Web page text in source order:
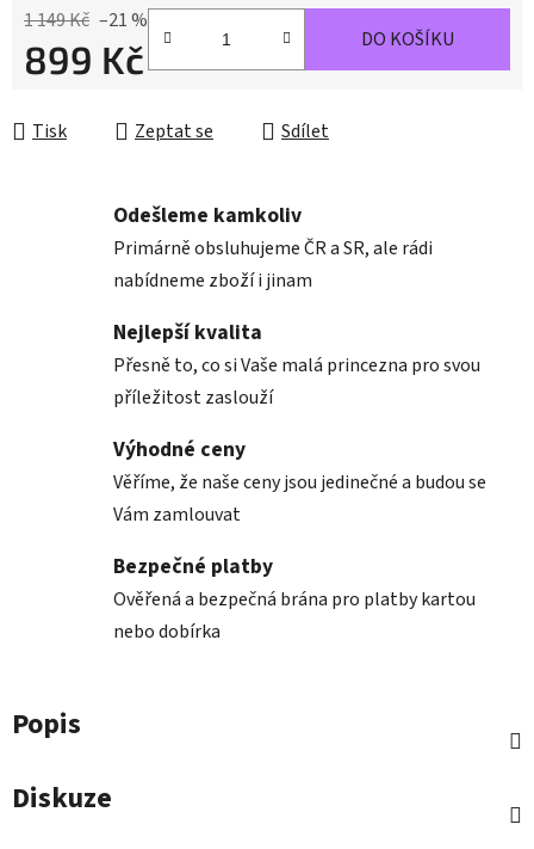
1 149 Kč –21 %
899 Kč DO KOŠÍKU
Tisk Zeptat se Sdílet
Odešleme kamkoliv
Primárně obsluhujeme ČR a SR, ale rádi
nabídneme zboží i jinam
Nejlepší kvalita
Přesně to, co si Vaše malá princezna pro svou
příležitost zaslouží
Výhodné ceny
Věříme, že naše ceny jsou jedinečné a budou se
Vám zamlouvat
Bezpečné platby
Ověřená a bezpečná brána pro platby kartou
nebo dobírka
Popis
Diskuze